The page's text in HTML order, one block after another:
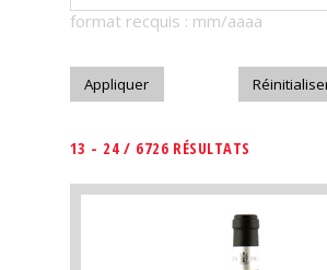
Télécharger
format recquis : mm/aaaa
13 - 24 / 6726 RÉSULTATS